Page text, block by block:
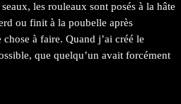
les rouleaux sont posés à la hâte
ou finit à la poubelle après
à faire. Quand j’ai créé le
que quelqu’un avait forcément